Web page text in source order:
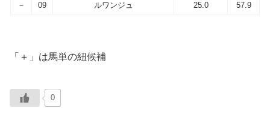
－
09 ルワンジュ 25.0 57.9
「＋」は馬単の紐候補
0